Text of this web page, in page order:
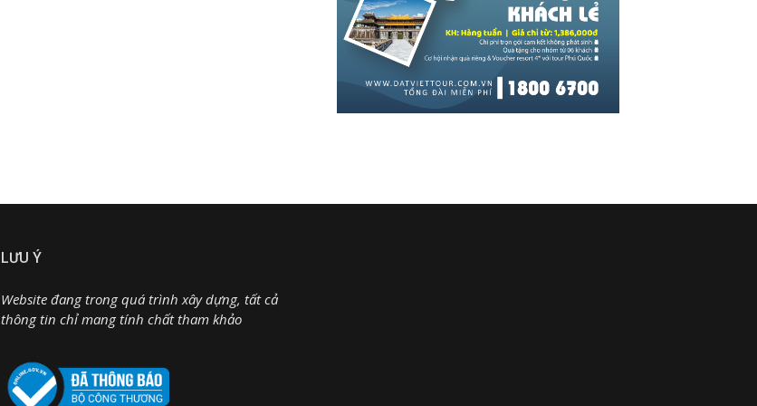
LƯU Ý
Website đang trong quá trình xây dựng, tất cả
thông tin chỉ mang tính chất tham khảo